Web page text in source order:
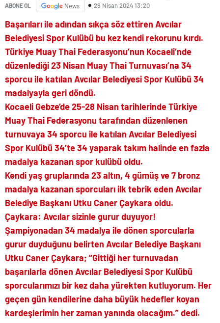
ABONE OL News 29 Nisan 2024 13:20
Başarıları ile adından sıkça söz ettiren Avcılar
Belediyesi Spor Kulübü bu kez kendi rekorunu kırdı.
Türkiye Muay Thai Federasyonu’nun Kocaeli’nde
düzenlediği 23 Nisan Muay Thai Turnuvası’na 34
sporcu ile katılan Avcılar Belediyesi Spor Kulübü 34
madalyayla geri döndü.
Kocaeli Gebze’de 25-28 Nisan tarihlerinde Türkiye
Muay Thai Federasyonu tarafından düzenlenen
turnuvaya 34 sporcu ile katılan Avcılar Belediyesi
Spor Kulübü 34’te 34 yaparak takım halinde en fazla
madalya kazanan spor kulübü oldu.
Kendi yaş gruplarında 23 altın, 4 gümüş ve 7 bronz
madalya kazanan sporcuları ilk tebrik eden Avcılar
Belediye Başkanı Utku Caner Çaykara oldu.
Çaykara: Avcılar sizinle gurur duyuyor!
Şampiyonadan 34 madalya ile dönen sporcularla
gurur duyduğunu belirten Avcılar Belediye Başkanı
Utku Caner Çaykara; “Gittiği her turnuvadan
başarılarla dönen Avcılar Belediyesi Spor Kulübü
sporcularımızı bir kez daha yürekten kutluyorum. Her
geçen gün kendilerine daha büyük hedefler koyan
kardeşlerimin her zaman yanında olacağım.” dedi.